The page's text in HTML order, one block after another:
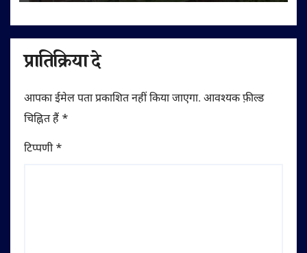
प्रातिक्रिया दे
आपका ईमेल पता प्रकाशित नहीं किया जाएगा. आवश्यक फ़ील्ड
चिह्नित हैं *
टिप्पणी*